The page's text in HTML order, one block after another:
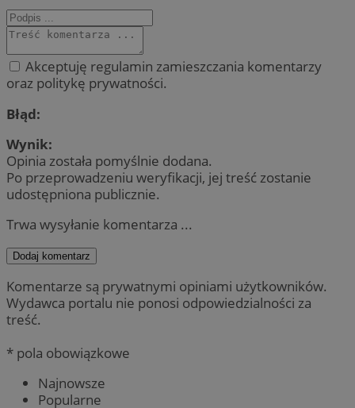
Akceptuję regulamin zamieszczania komentarzy
oraz politykę prywatności.
Błąd:
Wynik:
Opinia została pomyślnie dodana.
Po przeprowadzeniu weryfikacji, jej treść zostanie
udostępniona publicznie.
Trwa wysyłanie komentarza ...
Dodaj komentarz
Komentarze są prywatnymi opiniami użytkowników.
Wydawca portalu nie ponosi odpowiedzialności za
treść.
* pola obowiązkowe
Najnowsze
Popularne